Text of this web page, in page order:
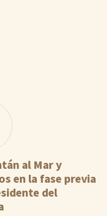
al Mar y
en la fase previa
del